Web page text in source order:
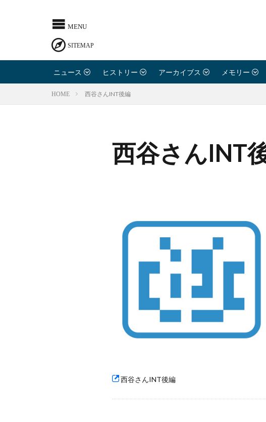
ニュース ヒストリー アーカイブス メモリー
HOME 西谷さんINT後編
西谷さんINT
西谷さんINT後編